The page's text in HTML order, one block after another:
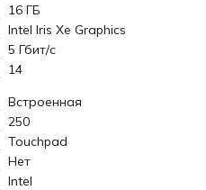
16 ГБ
Intel Iris Xe Graphics
5 Гбит/с
14
Встроенная
250
Touchpad
Нет
Intel